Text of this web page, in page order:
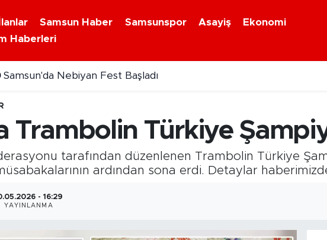
Samsun Haber Samsunspor Asayiş
Ekonomi
Haberleri
Samsun'da Nebiyan Fest Başladı
Büyükbaş hayvanlar artık dijital olarak takip edilebilecek
Trambolin Türkiye
tarafından düzenlenen Trambolin Türkiye
ardından sona erdi. Detaylar
- 16:29
YAYINLANMA